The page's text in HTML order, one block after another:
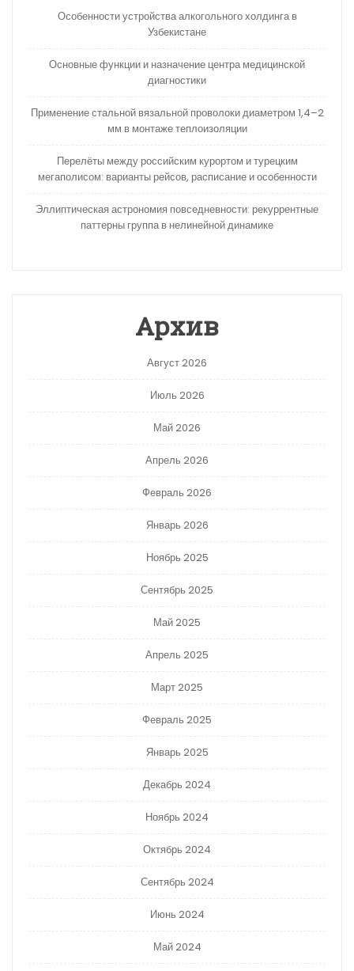
Особенности устройства алкогольного холдинга в
Узбекистане
Основные функции и назначение центра медицинской
диагностики
Применение стальной вязальной проволоки диаметром 1,4–2
мм в монтаже теплоизоляции
Перелёты между российским курортом и турецким
мегаполисом: варианты рейсов, расписание и особенности
Эллиптическая астрономия повседневности: рекуррентные
паттерны группа в нелинейной динамике
Архив
Август 2026
Июль 2026
Май 2026
Апрель 2026
Февраль 2026
Январь 2026
Ноябрь 2025
Сентябрь 2025
Май 2025
Апрель 2025
Март 2025
Февраль 2025
Январь 2025
Декабрь 2024
Ноябрь 2024
Октябрь 2024
Сентябрь 2024
Июнь 2024
Май 2024